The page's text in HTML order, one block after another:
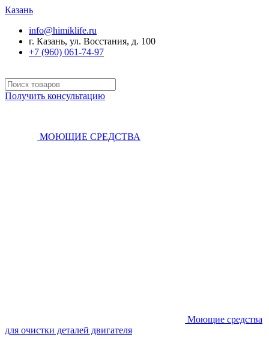
Казань
info@himiklife.ru
г. Казань, ул. Восстания, д. 100
+7 (960) 061-74-97
Получить консультацию
МОЮЩИЕ СРЕДСТВА
Моющие средства
для очистки деталей двигателя